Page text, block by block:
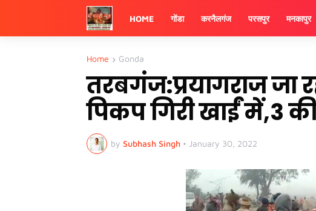
HOME गोंडा करनैलगंज परसपुर मनकापुर
Home Gonda
तरबगंज:प्रयागराज जा
पिकप गिरी खाईं में,3
by Subhash Singh • January 30, 2022